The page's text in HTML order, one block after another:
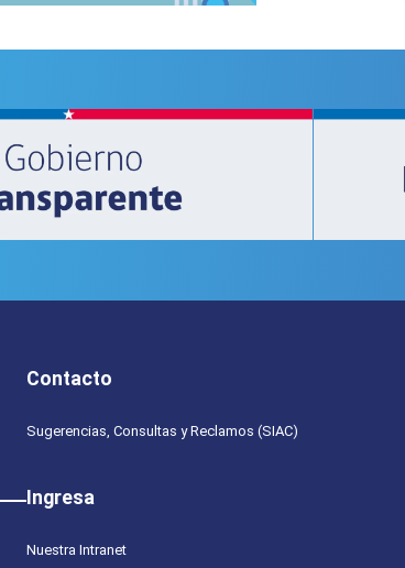
STEAM
Contacto
Sugerencias, Consultas y Reclamos (SIAC)
Ingresa
Nuestra Intranet